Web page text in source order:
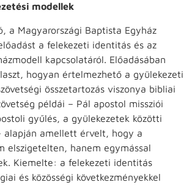
modellek
a Magyarországi Baptista Egyház
a felekezeti identitás és az
kapcsolatáról. Előadásában
hogyan értelmezhető a gyülekezeti
összetartozás viszonya bibliai
példái – Pál apostol missziói
gyűlés, a gyülekezetek közötti
alapján amellett érvelt, hogy a
elszigetelten, hanem egymással
Kiemelte: a felekezeti identitás
és közösségi következményekkel